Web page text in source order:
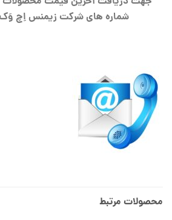
شماره های شرکت زیمنس اِچ
محصولات مرتبط